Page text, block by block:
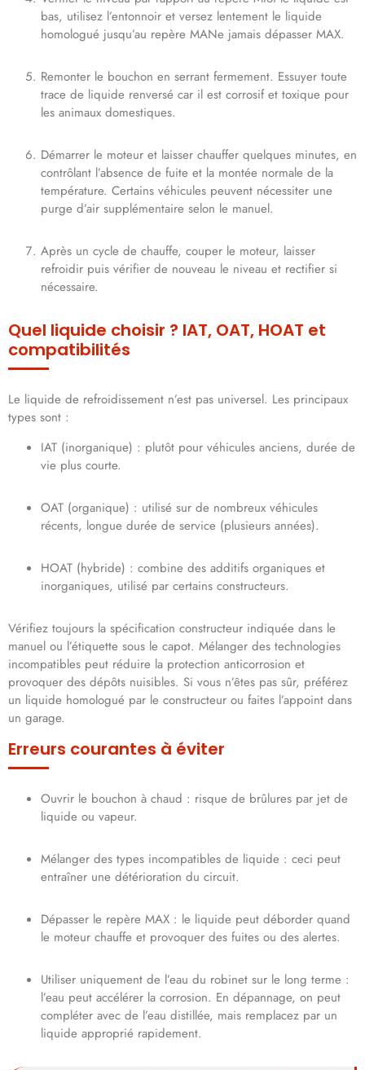
bas, utilisez l’entonnoir et versez lentement le liquide
homologué jusqu’au repère MANe jamais dépasser MAX.
Remonter le bouchon en serrant fermement. Essuyer toute
trace de liquide renversé car il est corrosif et toxique pour
les animaux domestiques.
Démarrer le moteur et laisser chauffer quelques minutes, en
contrôlant l’absence de fuite et la montée normale de la
température. Certains véhicules peuvent nécessiter une
purge d’air supplémentaire selon le manuel.
Après un cycle de chauffe, couper le moteur, laisser
refroidir puis vérifier de nouveau le niveau et rectifier si
nécessaire.
Quel liquide choisir ? IAT, OAT, HOAT et
compatibilités
Le liquide de refroidissement n’est pas universel. Les principaux
types sont :
IAT (inorganique) : plutôt pour véhicules anciens, durée de
vie plus courte.
OAT (organique) : utilisé sur de nombreux véhicules
récents, longue durée de service (plusieurs années).
HOAT (hybride) : combine des additifs organiques et
inorganiques, utilisé par certains constructeurs.
Vérifiez toujours la spécification constructeur indiquée dans le
manuel ou l’étiquette sous le capot. Mélanger des technologies
incompatibles peut réduire la protection anticorrosion et
provoquer des dépôts nuisibles. Si vous n’êtes pas sûr, préférez
un liquide homologué par le constructeur ou faites l’appoint dans
un garage.
Erreurs courantes à éviter
Ouvrir le bouchon à chaud : risque de brûlures par jet de
liquide ou vapeur.
Mélanger des types incompatibles de liquide : ceci peut
entraîner une détérioration du circuit.
Dépasser le repère MAX : le liquide peut déborder quand
le moteur chauffe et provoquer des fuites ou des alertes.
Utiliser uniquement de l’eau du robinet sur le long terme :
l’eau peut accélérer la corrosion. En dépannage, on peut
compléter avec de l’eau distillée, mais remplacez par un
liquide approprié rapidement.